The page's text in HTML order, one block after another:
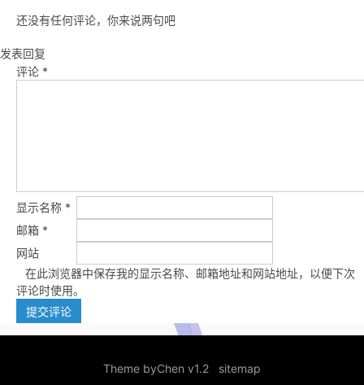
还没有任何评论，你来说两句吧
发表回复
评论 *
显示名称 *
邮箱 *
网站
在此浏览器中保存我的显示名称、邮箱地址和网站地址，以便下次
评论时使用。
Theme byChen v1.2 sitemap